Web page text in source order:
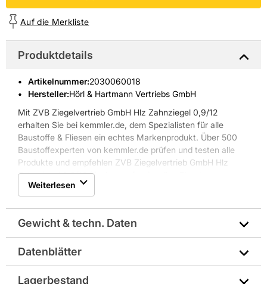
Auf die Merkliste
Produktdetails
Artikelnummer:2030060018
Hersteller:Hörl & Hartmann Vertriebs GmbH
Mit ZVB Ziegelvertrieb GmbH Hlz Zahnziegel 0,9/12
erhalten Sie bei kemmler.de, dem Spezialisten für alle
Baustoffe & Fliesen ein echtes Markenprodukt. Über 500
Baustoffexperten von kemmler.de prüfen und testen alle
Produkte und empfehlen ZVB Ziegelvertrieb GmbH Hlz
Zahnziegel 0,9/12 für den professionellen Einsatz.
Weiterlesen
Gewicht & techn. Daten
Abmessungen in mm: 497x115x238
Datenblätter
Technisches Merkblatt
Lagerbestand